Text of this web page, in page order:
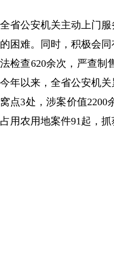
全省公安机关主动上门
的困难。同时，积极会
法检查620余次，严查制
今年以来，全省公安机
窝点3处，涉案价值
占用农用地案件91起，抓